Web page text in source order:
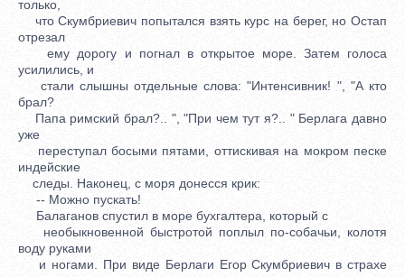
только,
что Скумбриевич попытался взять курс на берег, но Остап
отрезал
ему дорогу и погнал в открытое море. Затем голоса
усилились, и
стали слышны отдельные слова: "Интенсивник! ", "А кто
брал?
Папа римский брал?.. ", "При чем тут я?.. " Берлага давно
уже
переступал босыми пятами, оттискивая на мокром песке
индейские
следы. Наконец, с моря донесся крик:
-- Можно пускать!
Балаганов спустил в море бухгалтера, который с
необыкновенной быстротой поплыл по-собачьи, колотя
воду руками
и ногами. При виде Берлаги Егор Скумбриевич в страхе